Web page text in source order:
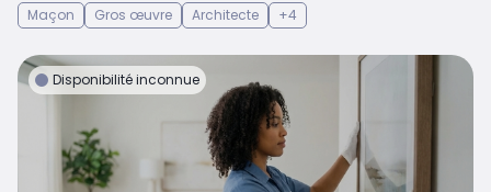
Maçon
Gros œuvre Architecte +4
Disponibilité inconnue